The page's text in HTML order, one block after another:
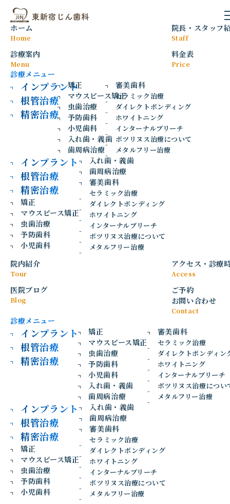
ホーム
Home
院長 ・ スタッフ
Staff
診療案内
Menu
診療メニュー
インプラント
根管治療
精密治療
矯正
マウスピース矯正
虫歯治療
予防歯科
小児歯科
入れ歯・義歯
歯周病治療
審美歯科
セラミック治療
ダイレクトボンディング
ホワイトニング
インターナルブリーチ
ボツリヌス治療について
メタルフリー治療
インプラント
根管治療
精密治療
矯正
マウスピース矯正
虫歯治療
予防歯科
小児歯科
入れ歯・義歯
歯周病治療
審美歯科
セラミック治療
ダイレクトボンディング
ホワイトニング
インターナルブリーチ
ボツリヌス治療について
メタルフリー治療
料金表
Price
院内紹介
Tour
アクセス ・ 診療
Access
医院ブログ
Blog
ご予約
お問い合わせ
Contact
診療メニュー
インプラント
根管治療
精密治療
矯正
マウスピース矯正
虫歯治療
予防歯科
小児歯科
入れ歯・義歯
歯周病治療
審美歯科
セラミック治療
ダイレクトボンディン
ホワイトニング
インターナルブリーチ
ボツリヌス治療につい
メタルフリー治療
インプラント
根管治療
精密治療
矯正
マウスピース矯正
虫歯治療
予防歯科
小児歯科
入れ歯・義歯
歯周病治療
審美歯科
セラミック治療
ダイレクトボンディング
ホワイトニング
インターナルブリーチ
ボツリヌス治療について
メタルフリー治療
2026
6/14
のリスクを解説
虫歯治療
「小さい虫歯だから様子を見よう」「痛みがなくなったから
大丈夫」と考えていませんか？
虫歯は自然に治ることはなく、放置すると少しずつ進行して
いきます。
初期の段階ではほとんど症状がなくても、進行すると強い痛
みや腫れが生じ、最終的には歯を失ってしまう可能性もあり
また、虫歯が進行するほど治療が複雑になり、治療期間や費
用も増える傾向があります。
今回は、虫歯を放置するとどうなるのか、進行段階ごとのリ
スクについて東新宿の歯医者「東新宿じん歯科」が解説しま
す。
1.初期虫歯を放置した場合
虫歯の初期段階では、歯の表面のエナメル質だけが溶けてい
この段階では、
・痛みがない
・しみない
・見た目では分かりにくい
ことが多く、自分では気付きにくい場合があります。
しかし、虫歯菌は少しずつ歯の内部へ進行していきます。